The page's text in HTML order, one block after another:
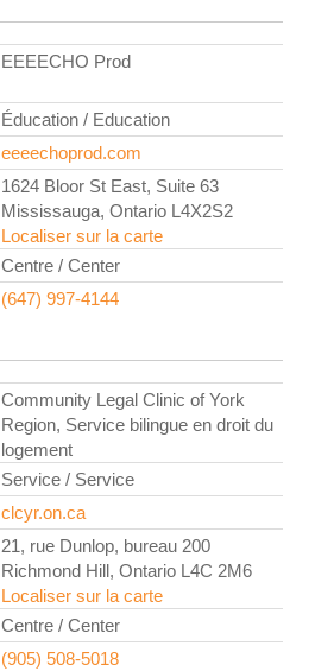
EEEECHO Prod
Éducation / Education
eeeechoprod.com
1624 Bloor St East, Suite 63
Mississauga, Ontario L4X2S2
Localiser sur la carte
Centre / Center
(647) 997-4144
Community Legal Clinic of York
Region, Service bilingue en droit du
logement
Service / Service
clcyr.on.ca
21, rue Dunlop, bureau 200
Richmond Hill, Ontario L4C 2M6
Localiser sur la carte
Centre / Center
(905) 508-5018